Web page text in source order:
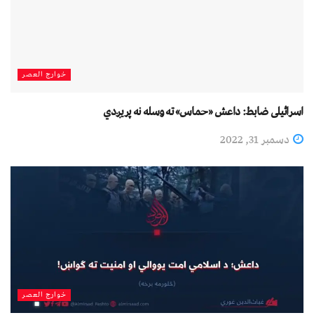
خوارج العصر
اسرائیلی ضابط: داعش «حماس» ته وسله نه پریږدي
دسمبر 31, 2022
خوارج العصر